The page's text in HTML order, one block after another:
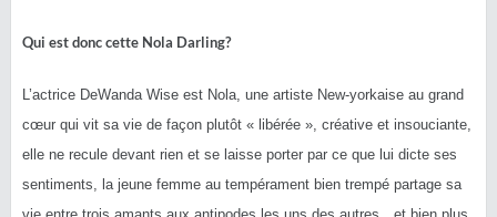
Qui est donc cette Nola Darling?
L’actrice DeWanda Wise est Nola, une artiste New-yorkaise au grand
cœur qui vit sa vie de façon plutôt « libérée », créative et insouciante,
elle ne recule devant rien et se laisse porter par ce que lui dicte ses
sentiments, la jeune femme au tempérament bien trempé partage sa